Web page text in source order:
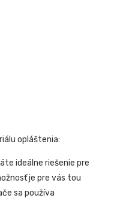
opláštenia:
ideálne riešenie pre
je pre vás tou
sa používa